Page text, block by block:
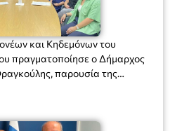
και Κηδεμόνων του
πραγματοποίησε ο Δήμαρχος
παρουσία της
Μαριάννας Χαΐτα.